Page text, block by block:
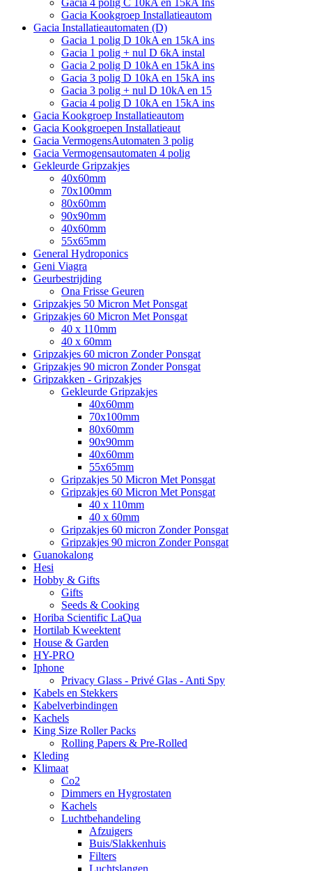
Gacia 4 polig C 10kA en 15kA Ins
Gacia Kookgroep Installatieautom
Gacia Installatieautomaten (D)
Gacia 1 polig D 10kA en 15kA ins
Gacia 1 polig + nul D 6kA instal
Gacia 2 polig D 10kA en 15kA ins
Gacia 3 polig D 10kA en 15kA ins
Gacia 3 polig + nul D 10kA en 15
Gacia 4 polig D 10kA en 15kA ins
Gacia Kookgroep Installatieautom
Gacia Kookgroepen Installatieaut
Gacia VermogensAutomaten 3 polig
Gacia Vermogensautomaten 4 polig
Gekleurde Gripzakjes
40x60mm
70x100mm
80x60mm
90x90mm
40x60mm
55x65mm
General Hydroponics
Geni Viagra
Geurbestrijding
Ona Frisse Geuren
Gripzakjes 50 Micron Met Ponsgat
Gripzakjes 60 Micron Met Ponsgat
40 x 110mm
40 x 60mm
Gripzakjes 60 micron Zonder Ponsgat
Gripzakjes 90 micron Zonder Ponsgat
Gripzakken - Gripzakjes
Gekleurde Gripzakjes
40x60mm
70x100mm
80x60mm
90x90mm
40x60mm
55x65mm
Gripzakjes 50 Micron Met Ponsgat
Gripzakjes 60 Micron Met Ponsgat
40 x 110mm
40 x 60mm
Gripzakjes 60 micron Zonder Ponsgat
Gripzakjes 90 micron Zonder Ponsgat
Guanokalong
Hesi
Hobby & Gifts
Gifts
Seeds & Cooking
Horiba Scientific LaQua
Hortilab Kweektent
House & Garden
HY-PRO
Iphone
Privacy Glass - Privé Glas - Anti Spy
Kabels en Stekkers
Kabelverbindingen
Kachels
King Size Roller Packs
Rolling Papers & Pre-Rolled
Kleding
Klimaat
Co2
Dimmers en Hygrostaten
Kachels
Luchtbehandeling
Afzuigers
Buis/Slakkenhuis
Filters
Luchtslangen